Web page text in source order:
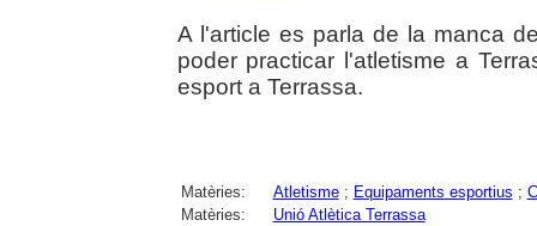
A l'article es parla de la manca
poder practicar l'atletisme a
esport a Terrassa.
Matèries: Atletisme; Equipaments esportius ;
Matèries:
Unió Atlètica Terrassa